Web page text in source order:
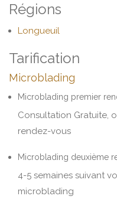
Régions
Longueuil
Tarification
Microblading
Microblading premier
Consultation Gratuite,
rendez-vous
Microblading deuxième
4-5 semaines suivant
microblading